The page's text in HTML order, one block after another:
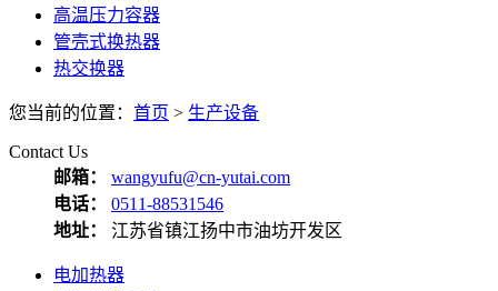
高温压力容器
管壳式换热器
热交换器
您当前的位置： 首页 > 生产设备
Contact Us
邮箱：
wangyufu@cn-yutai.com
电话：
0511-88531546
地址：
江苏省镇江扬中市油坊开发区
电加热器